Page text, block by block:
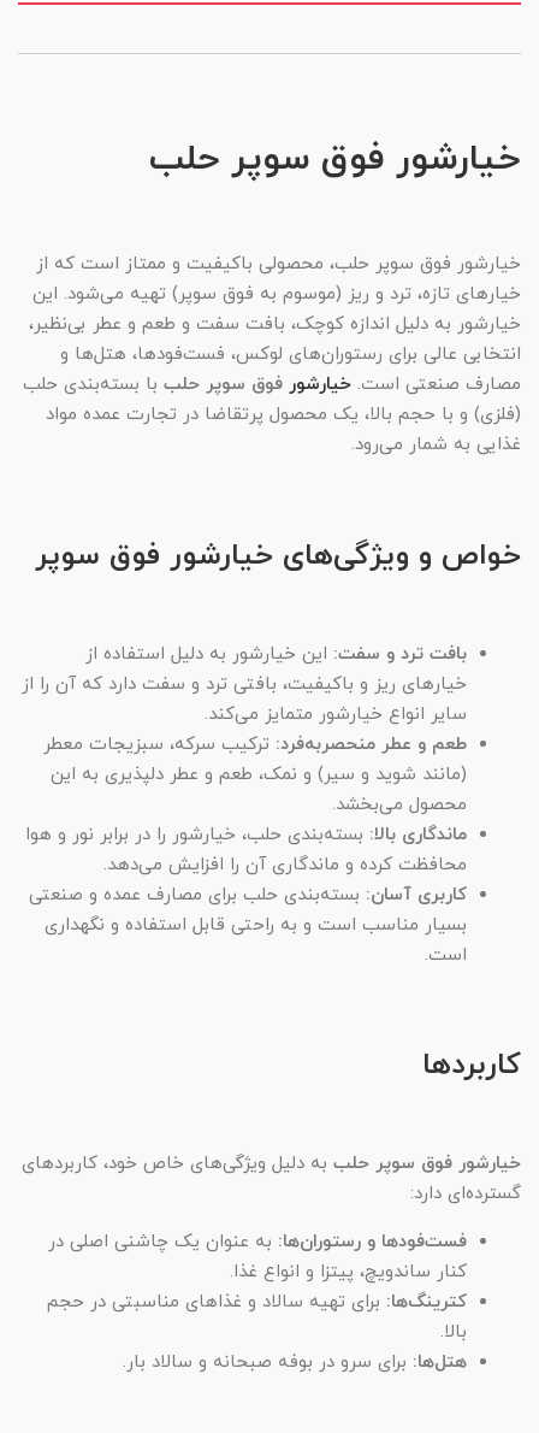
خیارشور فوق سوپر حلب
خیارشور فوق سوپر حلب، محصولی باکیفیت و ممتاز است که از
خیارهای تازه، ترد و ریز (موسوم به فوق سوپر) تهیه می‌شود. این
خیارشور به دلیل اندازه کوچک، بافت سفت و طعم و عطر بی‌نظیر،
انتخابی عالی برای رستوران‌های لوکس، فست‌فودها، هتل‌ها و
مصارف صنعتی است. خیارشور فوق سوپر حلب با بسته‌بندی حلب
(فلزی) و با حجم بالا، یک محصول پرتقاضا در تجارت عمده مواد
غذایی به شمار می‌رود.
خواص و ویژگی‌های خیارشور فوق سوپر
بافت ترد و سفت: این خیارشور به دلیل استفاده از
خیارهای ریز و باکیفیت، بافتی ترد و سفت دارد که آن را از
سایر انواع خیارشور متمایز می‌کند.
طعم و عطر منحصربه‌فرد: ترکیب سرکه، سبزیجات معطر
(مانند شوید و سیر) و نمک، طعم و عطر دلپذیری به این
محصول می‌بخشد.
ماندگاری بالا: بسته‌بندی حلب، خیارشور را در برابر نور و هوا
محافظت کرده و ماندگاری آن را افزایش می‌دهد.
کاربری آسان: بسته‌بندی حلب برای مصارف عمده و صنعتی
بسیار مناسب است و به راحتی قابل استفاده و نگهداری
است.
کاربردها
خیارشور فوق سوپر حلب به دلیل ویژگی‌های خاص خود، کاربردهای
گسترده‌ای دارد:
فست‌فودها و رستوران‌ها: به عنوان یک چاشنی اصلی در
کنار ساندویچ، پیتزا و انواع غذا.
کترینگ‌ها: برای تهیه سالاد و غذاهای مناسبتی در حجم
بالا.
هتل‌ها: برای سرو در بوفه صبحانه و سالاد بار.